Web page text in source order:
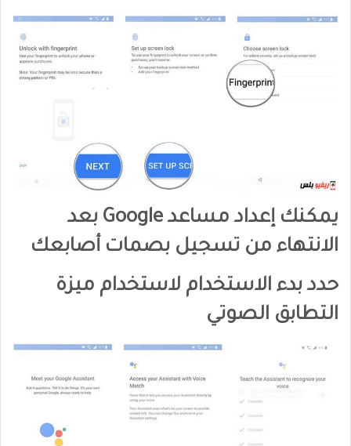
يمكنك إعداد مساعد Google بعد
الانتهاء من تسجيل بصمات أصابعك
حدد بدء الاستخدام لاستخدام ميزة
التطابق الصوتي